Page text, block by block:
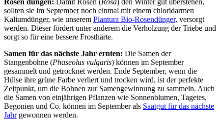
Rosen düngen: Damit Rosen (Rosa) den Winter gut überstehen,
sollten sie im September noch einmal mit einem chloridarmen
Kaliumdünger, wie unserem Plantura Bio-Rosendünger, versorgt
werden. Dieser fördert unter anderem die Verholzung der Triebe und
sorgt so für eine bessere Frosthärte.
Samen für das nächste Jahr ernten: Die Samen der
Stangenbohne (Phaseolus vulgaris) können im September
gesammelt und getrocknet werden. Ende September, wenn die
Hülse ihre grüne Farbe verliert und trocken wird, ist der perfekte
Zeitpunkt, um die Bohnen zur Samengewinnung zu sammeln. Auch
die Samen von einjährigen Pflanzen wie Sonnenblumen, Tagetes,
Begonien und Co. können im September als Saatgut für das nächste
Jahrgewonnen werden.